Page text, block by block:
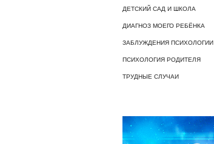
ДЕТСКИЙ САД И ШКОЛА
ДИАГНОЗ МОЕГО РЕБЁНКА
ЗАБЛУЖДЕНИЯ ПСИХОЛОГИИ
ПСИХОЛОГИЯ РОДИТЕЛЯ
ТРУДНЫЕ СЛУЧАИ